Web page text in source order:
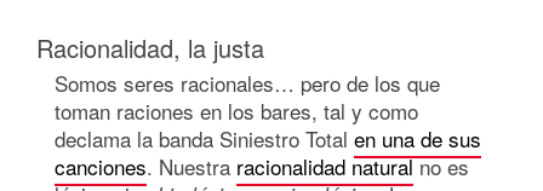
Racionalidad, la justa
Somos seres racionales… pero de los que
toman raciones en los bares, tal y como
declama la banda Siniestro Total en una de sus
canciones. Nuestra racionalidad naturalno es